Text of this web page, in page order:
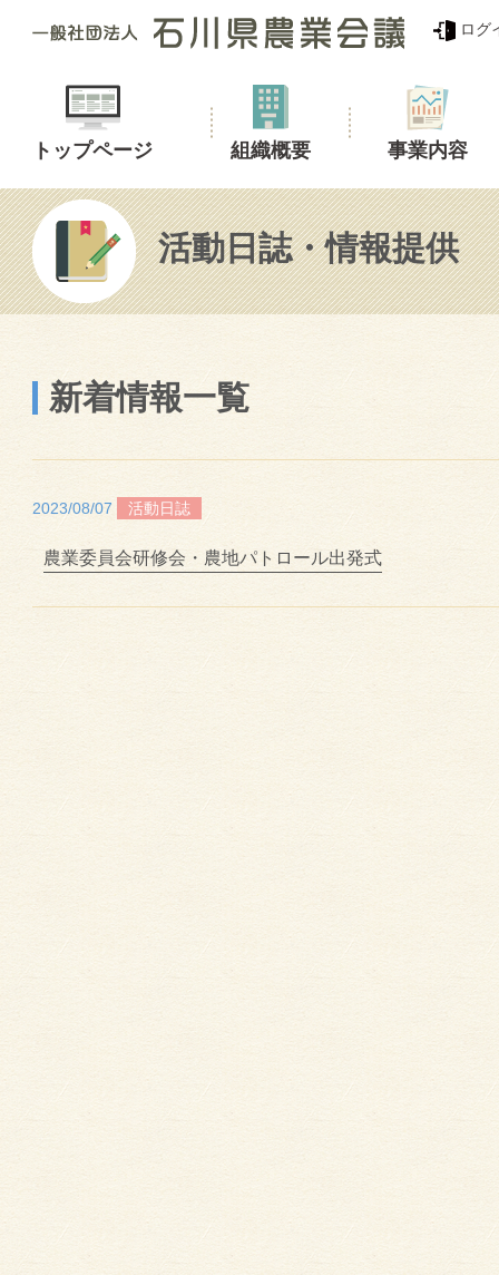
ログ
トップページ 組織概要 事業内容
活動日誌・情報提供
新着情報一覧
2023/08/07 活動日誌
農業委員会研修会・農地パトロール出発式